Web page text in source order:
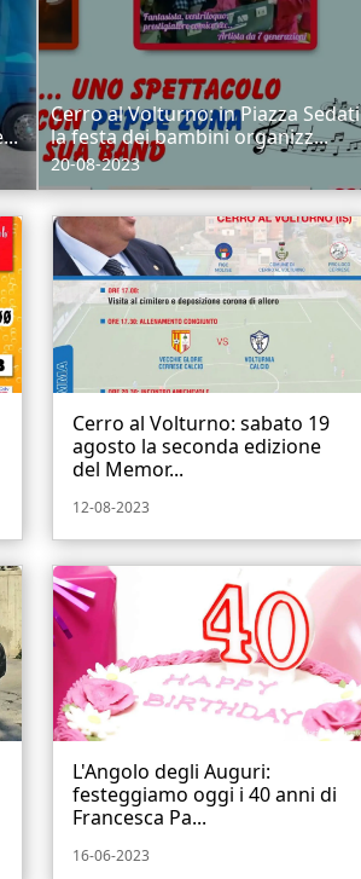
Cerro al Volturno: in Piazza Sedati
la festa dei bambini organizz...
20-08-2023
Cerro al Volturno: sabato 19
agosto la seconda edizione
del Memor...
12-08-2023
L'Angolo degli Auguri:
festeggiamo oggi i 40 anni di
Francesca Pa...
16-06-2023